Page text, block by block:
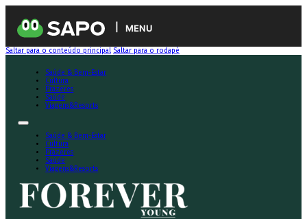
MENU
Saltar para o conteúdo principal Saltar para o rodapé
Saúde & Bem-Estar
Cultura
Prazeres
Saúde
Viagens&Resorts
Saúde & Bem-Estar
Cultura
Prazeres
Saúde
Viagens&Resorts